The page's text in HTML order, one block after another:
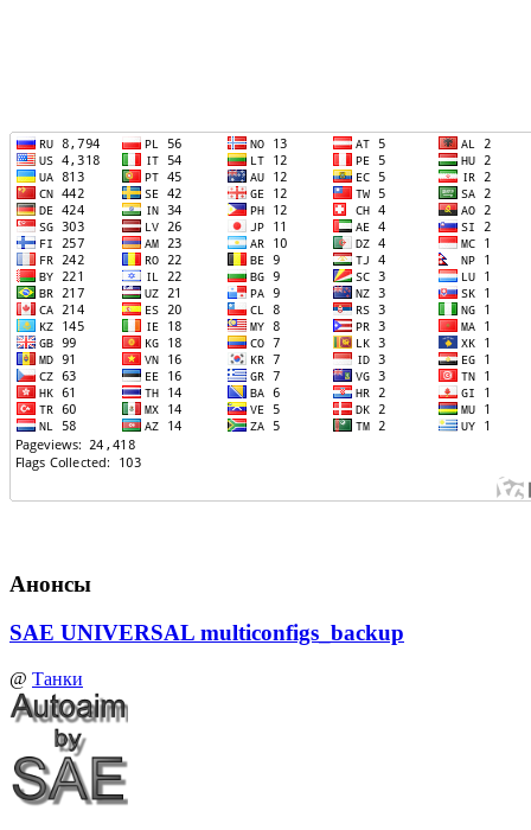
Анонсы
SAE UNIVERSAL multiconfigs_backup
@ Танки